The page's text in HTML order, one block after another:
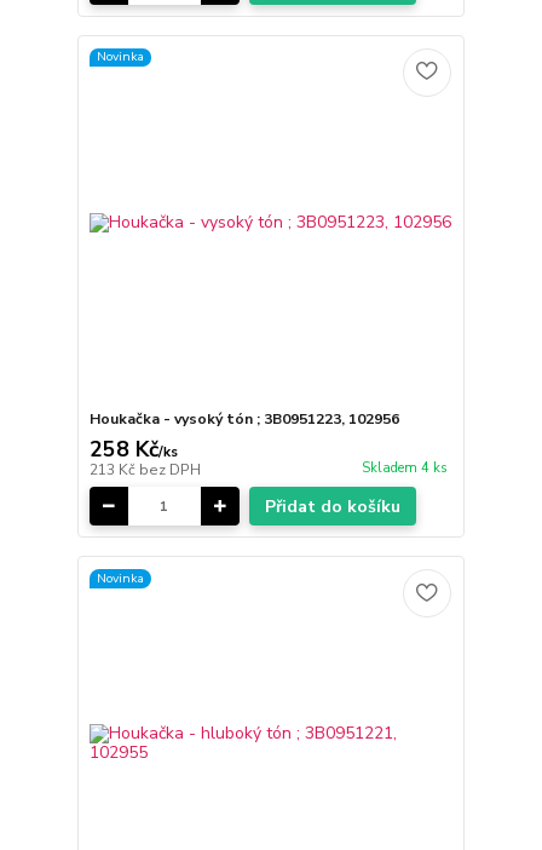
Novinka
Houkačka - vysoký tón ; 3B0951223, 102956
258 Kč/ks
213 Kč bez DPH Skladem 4 ks
Přidat do košíku
Novinka